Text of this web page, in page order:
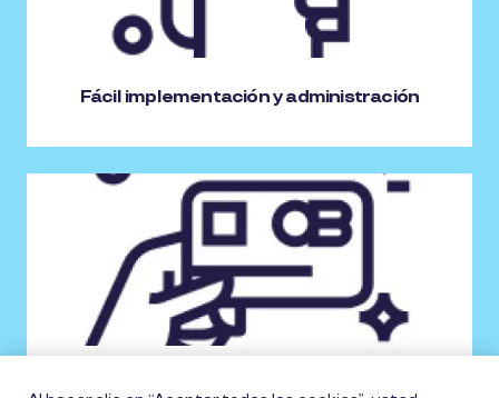
Fácil implementación y administración